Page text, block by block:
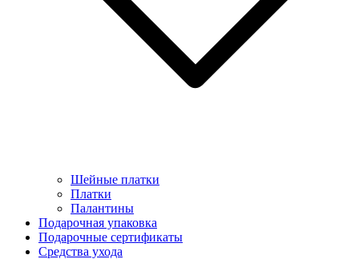
Шейные платки
Платки
Палантины
Подарочная упаковка
Подарочные сертификаты
Средства ухода